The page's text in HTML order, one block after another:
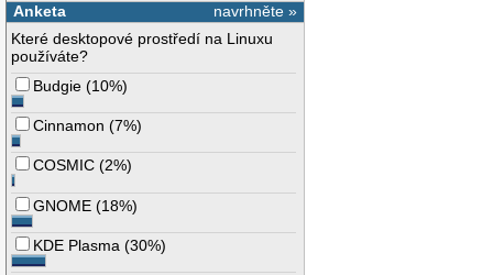
navrhněte »
Anketa
Které desktopové prostředí na Linuxu
používáte?
Budgie (10%)
Cinnamon (7%)
COSMIC (2%)
GNOME (18%)
KDE Plasma (30%)